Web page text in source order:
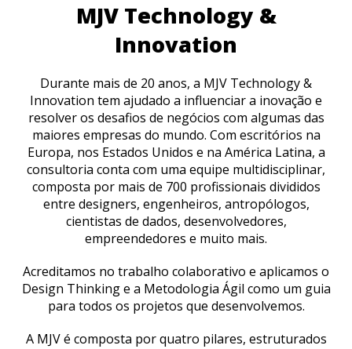
MJV Technology &
Innovation
Durante mais de 20 anos, a MJV Technology &
Innovation tem ajudado a influenciar a inovação e
resolver os desafios de negócios com algumas das
maiores empresas do mundo. Com escritórios na
Europa, nos Estados Unidos e na América Latina, a
consultoria conta com uma equipe multidisciplinar,
composta por mais de 700 profissionais divididos
entre designers, engenheiros, antropólogos,
cientistas de dados, desenvolvedores,
empreendedores e muito mais.
Acreditamos no trabalho colaborativo e aplicamos o
Design Thinking e a Metodologia Ágil como um guia
para todos os projetos que desenvolvemos.
A MJV é composta por quatro pilares, estruturados